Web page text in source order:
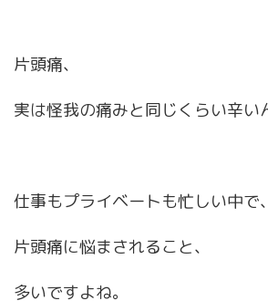
片頭痛、
実は怪我の痛みと同じくらい辛い
仕事もプライベートも忙しい中で、
片頭痛に悩まされること、
多いですよね。